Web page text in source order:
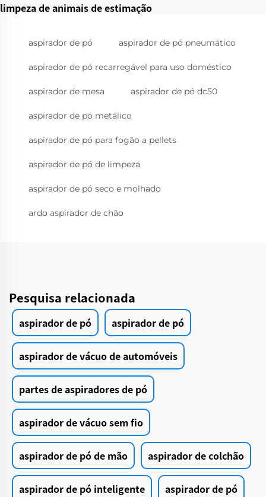
limpeza de animais de estimação
aspirador de pó aspirador de pó pneumático
aspirador de pó recarregável para uso doméstico
aspirador de mesa aspirador de pó dc50
aspirador de pó metálico
aspirador de pó para fogão a pellets
aspirador de pó de limpeza
aspirador de pó seco e molhado
ardo aspirador de chão
Pesquisa relacionada
aspirador de pó aspirador de pó
aspirador de vácuo de automóveis
partes de aspiradores de pó
aspirador de vácuo sem fio
aspirador de pó de mão aspirador de colchão
aspirador de pó inteligente aspirador de pó